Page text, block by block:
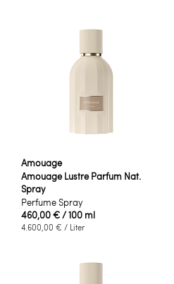
Amouage
Amouage Lustre Parfum Nat.
Spray
Perfume Spray
460,00 €/ 100 ml
4.600,00 € / Liter